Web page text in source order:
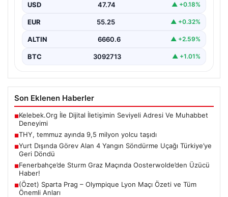
USD 47.74 ▲ +0.18%
EUR 55.25 ▲ +0.32%
ALTIN 6660.6 ▲ +2.59%
BTC 3092713 ▲ +1.01%
Son Eklenen Haberler
■Kelebek.Org İle Dijital İletişimin Seviyeli Adresi Ve Muhabbet
Deneyimi
■THY, temmuz ayında 9,5 milyon yolcu taşıdı
■Yurt Dışında Görev Alan 4 Yangın Söndürme Uçağı Türkiye’ye
Geri Döndü
■Fenerbahçe’de Sturm Graz Maçında Oosterwolde’den Üzücü
Haber!
■(Özet) Sparta Prag – Olympique Lyon Maçı Özeti ve Tüm
Önemli Anları